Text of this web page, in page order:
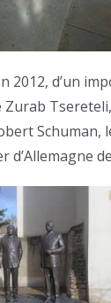
d’un